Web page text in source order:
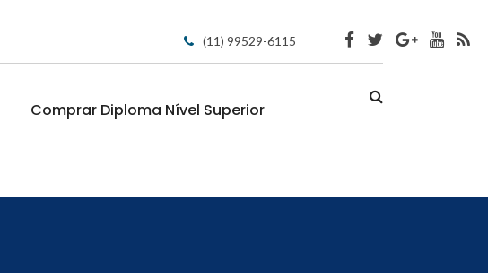
(11) 99529-6115
Comprar Diploma Nível Superior